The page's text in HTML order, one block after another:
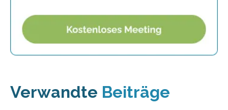
Verwandte Beiträge